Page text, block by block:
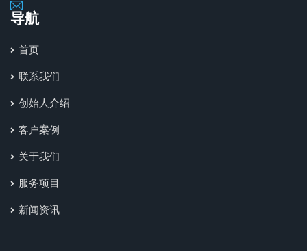
导航
首页
联系我们
创始人介绍
客户案例
关于我们
服务项目
新闻资讯